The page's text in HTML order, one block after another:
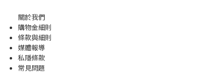
關於我們
購物金細則
條款與細則
媒體報導
私隱條款
常見問題